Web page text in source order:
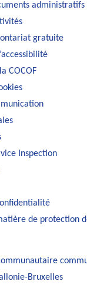
administratifs
gratuite
COCOF
Inspection
de protection
Bruxelles